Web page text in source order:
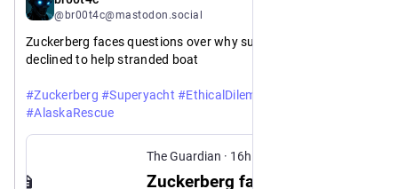
@br00t4c@mastodon.social
Zuckerberg faces questions over why superyacht reportedly
declined to help stranded boat
#Zuckerberg #Superyacht #EthicalDilemma
#AlaskaRescue
theguardian.com/us-news/2026/a
The Guardian · 16h